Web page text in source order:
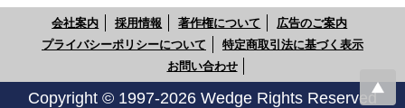
会社案内 採用情報 著作権について
広告のご案内
プライバシーポリシーについて
特定商取引法に基づく表示
お問い合わせ
Copyright © 1997-2026 Wedge Rights Reserved